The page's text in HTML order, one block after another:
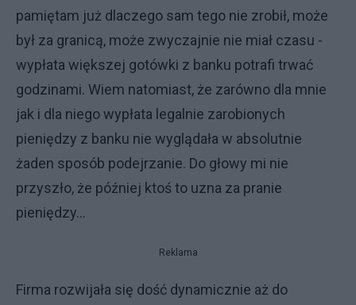
pamiętam już dlaczego sam tego nie zrobił, może
był za granicą, może zwyczajnie nie miał czasu -
wypłata większej gotówki z banku potrafi trwać
godzinami. Wiem natomiast, że zarówno dla mnie
jak i dla niego wypłata legalnie zarobionych
pieniędzy z banku nie wyglądała w absolutnie
żaden sposób podejrzanie. Do głowy mi nie
przyszło, że później ktoś to uzna za pranie
pieniędzy…
Reklama
Firma rozwijała się dość dynamicznie aż do